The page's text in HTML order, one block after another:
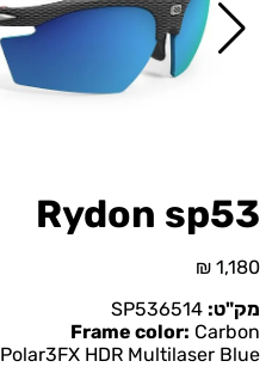
Rydon sp53
₪ 1,180
מק"ט:
Frame color: Carbon
Polar3FX HDR Multilaser Blue